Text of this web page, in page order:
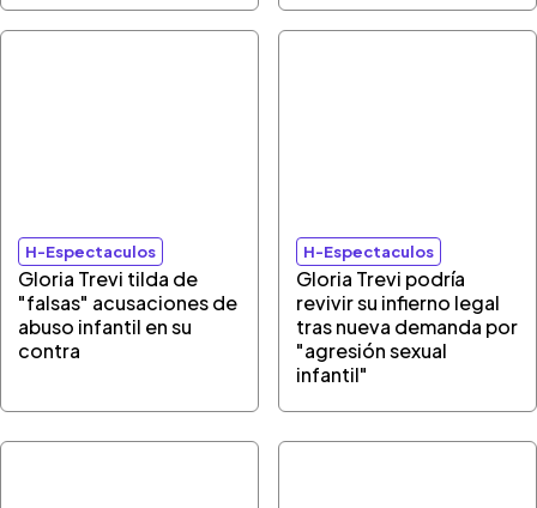
H-Espectaculos
Gloria Trevi tilda de
"falsas" acusaciones de
abuso infantil en su
contra
H-Espectaculos
Gloria Trevi podría
revivir su infierno legal
tras nueva demanda por
"agresión sexual
infantil"